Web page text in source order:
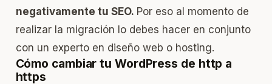
negativamente tu SEO. Por eso al momento de
realizar la migración lo debes hacer en conjunto
con un experto en diseño web o hosting.
Cómo cambiar tu WordPress de http a
https